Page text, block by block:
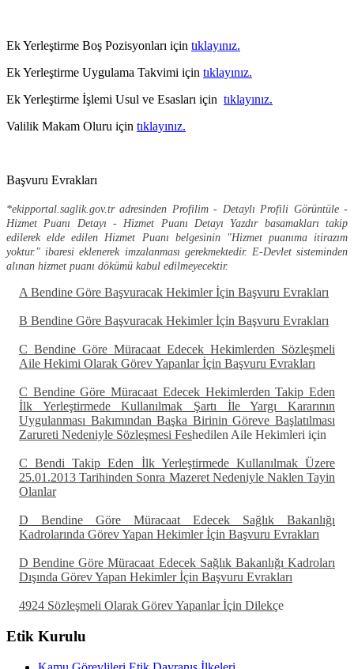
Ek Yerleştirme Boş Pozisyonları için tıklayınız.
Ek Yerleştirme Uygulama Takvimi için tıklayınız.
Ek Yerleştirme İşlemi Usul ve Esasları için tıklayınız.
Valilik Makam Oluru için tıklayınız.
Başvuru Evrakları
*ekipportal.saglik.gov.tr adresinden Profilim - Detaylı Profili Görüntüle -
Hizmet Puanı Detayı - Hizmet Puanı Detayı Yazdır basamakları takip
edilerek elde edilen Hizmet Puanı belgesinin "Hizmet puanıma itirazım
yoktur." ibaresi eklenerek imzalanması gerekmektedir. E-Devlet sisteminden
alınan hizmet puanı dökümü kabul edilmeyecektir.
A Bendine Göre Başvuracak Hekimler İçin Başvuru Evrakları
B Bendine Göre Başvuracak Hekimler İçin Başvuru Evrakları
C Bendine Göre Müracaat Edecek Hekimlerden Sözleşmeli
Aile Hekimi Olarak Görev Yapanlar İçin Başvuru Evrakları
C Bendine Göre Müracaat Edecek Hekimlerden Takip Eden
İlk Yerleştirmede Kullanılmak Şartı İle Yargı Kararının
Uygulanması Bakımından Başka Birinin Göreve Başlatılması
Zarureti Nedeniyle Sözleşmesi Feshedilen Aile Hekimleri için
C Bendi Takip Eden İlk Yerleştirmede Kullanılmak Üzere
25.01.2013 Tarihinden Sonra Mazeret Nedeniyle Naklen Tayin
Olanlar
D Bendine Göre Müracaat Edecek Sağlık Bakanlığı
Kadrolarında Görev Yapan Hekimler İçin Başvuru Evrakları
D Bendine Göre Müracaat Edecek Sağlık Bakanlığı Kadroları
Dışında Görev Yapan Hekimler İçin Başvuru Evrakları
4924 Sözleşmeli Olarak Görev Yapanlar İçin Dilekçe
Etik Kurulu